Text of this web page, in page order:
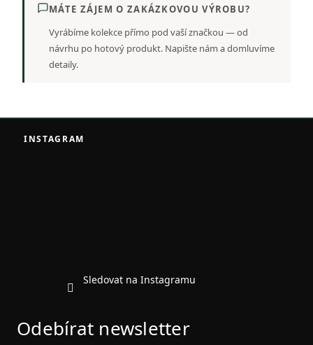
MÁTE ZÁJEM O ZAKÁZKOVOU VÝROBU?
Vyrábíme kolekce přímo pod vaší značkou — od
návrhu po hotový produkt. Napište nám a domluvíme
detaily.
INSTAGRAM
Sledovat na Instagramu
Odebírat newsletter